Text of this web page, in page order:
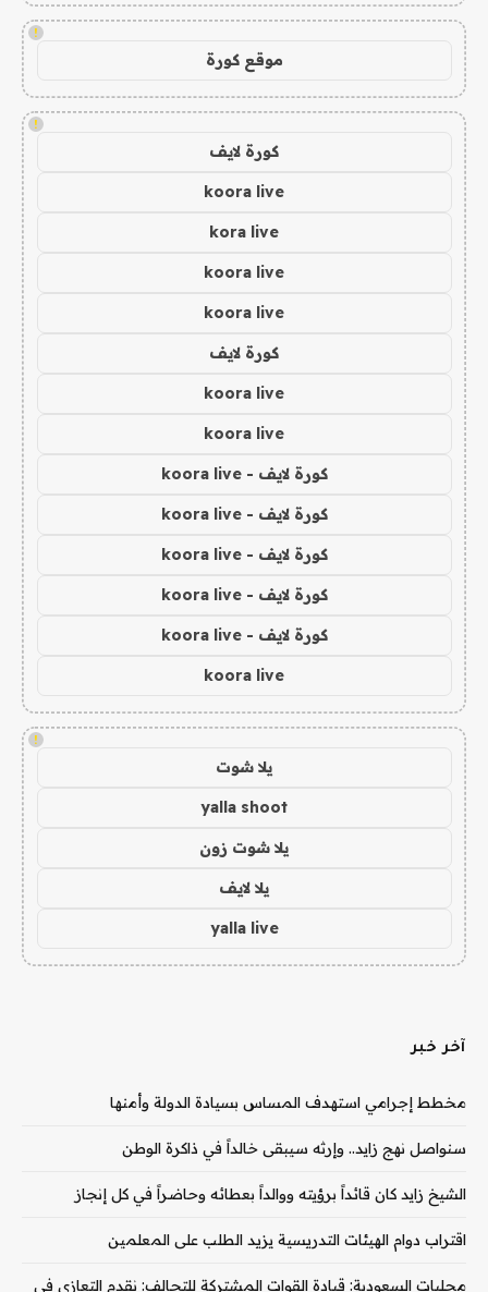
!
موقع كورة
!
كورة لايف
koora live
kora live
koora live
koora live
كورة لايف
koora live
koora live
كورة لايف - koora live
كورة لايف - koora live
كورة لايف - koora live
كورة لايف - koora live
كورة لايف - koora live
koora live
!
يلا شوت
yalla shoot
يلا شوت زون
يلا لايف
yalla live
آخر خبر
مخطط إجرامي استهدف المساس بسيادة الدولة وأمنها
سنواصل نهج زايد.. وإرثه سيبقى خالداً في ذاكرة الوطن
الشيخ زايد كان قائداً برؤيته ووالداً بعطائه وحاضراً في كل إنجاز
اقتراب دوام الهيئات التدريسية يزيد الطلب على المعلمين
محليات السعودية: قيادة القوات المشتركة للتحالف: نقدم التعازي في